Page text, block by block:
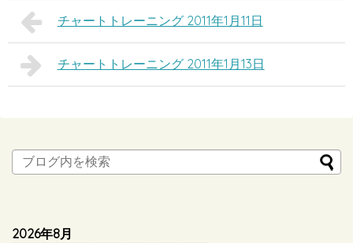
チャートトレーニング 2011年1月11日
チャートトレーニング 2011年1月13日
2026年8月